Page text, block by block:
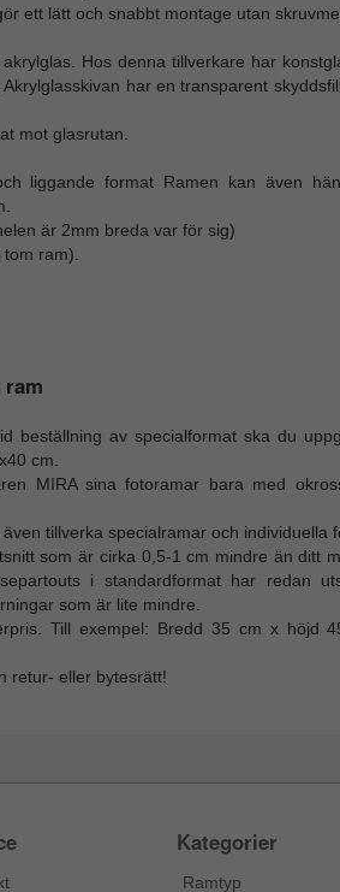
ett lätt och snabbt montage utan
Hos denna tillverkare har
Akrylglasskivan har en transparent
mot glasrutan.
liggande format Ramen kan även
är 2mm breda var för sig)
ram).
beställning av specialformat ska du
cm.
MIRA sina fotoramar bara med
tillverka specialramar och individuella
som är cirka 0,5-1 cm mindre än ditt
i standardformat har redan
som är lite mindre.
Till exempel: Bredd 35 cm x höjd
retur- eller bytesrätt!
Kategorier
Ramtyp